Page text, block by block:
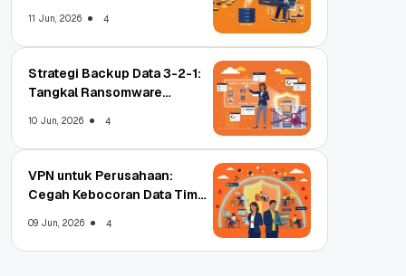
11 Jun, 2026 4
Strategi Backup Data 3-2-1:
Tangkal Ransomware
10 Jun, 2026 4
VPN untuk Perusahaan:
Cegah Kebocoran Data Tim
09 Jun, 2026 4